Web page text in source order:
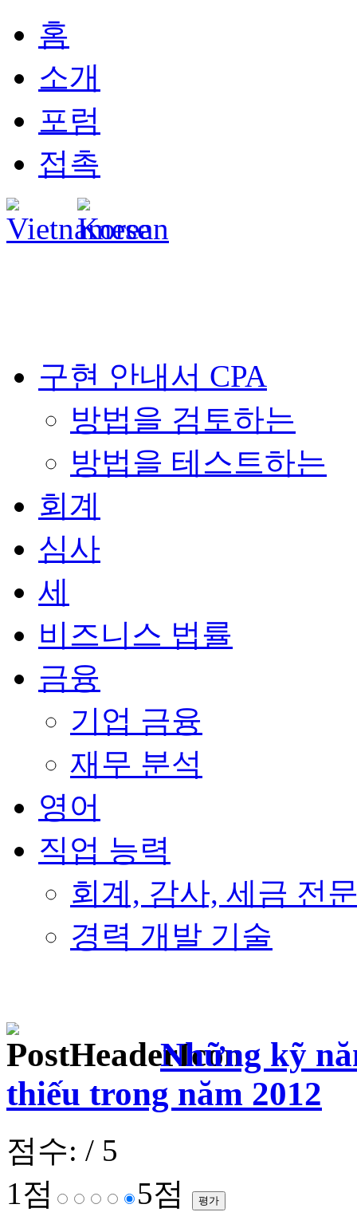
홈
소개
포럼
접촉
구현 안내서 CPA
방법을 검토하는
방법을 테스트하는
회계
심사
세
비즈니스 법률
금융
기업 금융
재무 분석
영어
직업 능력
회계, 감사, 세금 전
경력 개발 기술
Những kỹ
thiếu trong năm 2012
점수: / 5
1점
5점